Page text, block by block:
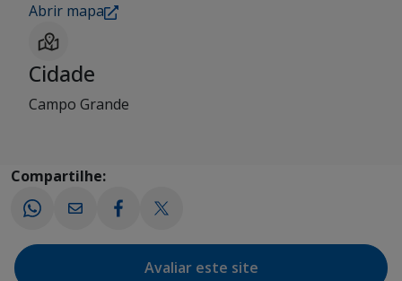
Abrir mapa
Cidade
Campo Grande
Compartilhe:
Avaliar este site